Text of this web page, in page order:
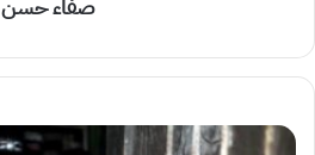
صفاء حسن